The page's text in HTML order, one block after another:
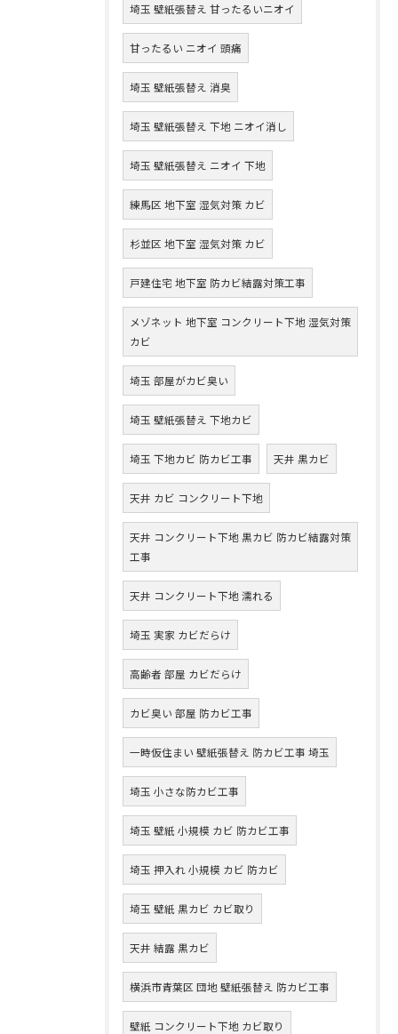
埼玉 壁紙張替え 甘ったるいニオイ
甘ったるい ニオイ 頭痛
埼玉 壁紙張替え 消臭
埼玉 壁紙張替え 下地 ニオイ消し
埼玉 壁紙張替え ニオイ 下地
練馬区 地下室 湿気対策 カビ
杉並区 地下室 湿気対策 カビ
戸建住宅 地下室 防カビ結露対策工事
メゾネット 地下室 コンクリート下地 湿気対策
カビ
埼玉 部屋がカビ臭い
埼玉 壁紙張替え 下地カビ
埼玉 下地カビ 防カビ工事 天井 黒カビ
天井 カビ コンクリート下地
天井 コンクリート下地 黒カビ 防カビ結露対策
工事
天井 コンクリート下地 濡れる
埼玉 実家 カビだらけ
高齢者 部屋 カビだらけ
カビ臭い 部屋 防カビ工事
一時仮住まい 壁紙張替え 防カビ工事 埼玉
埼玉 小さな防カビ工事
埼玉 壁紙 小規模 カビ 防カビ工事
埼玉 押入れ 小規模 カビ 防カビ
埼玉 壁紙 黒カビ カビ取り
天井 結露 黒カビ
横浜市青葉区 団地 壁紙張替え 防カビ工事
壁紙 コンクリート下地 カビ取り